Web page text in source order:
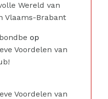
Wereld van
Vlaams-Brabant
op
Voordelen van
Voordelen van